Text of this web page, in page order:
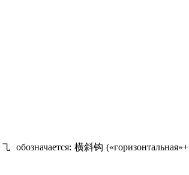
обозначается: 横斜钩